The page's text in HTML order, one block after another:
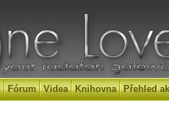
Fórum Videa Knihovna Přehled